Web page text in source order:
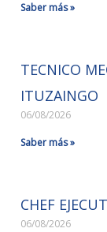
Saber más »
TECNICO
ITUZAINGO
06/08/2026
Saber más »
CHEF
06/08/2026